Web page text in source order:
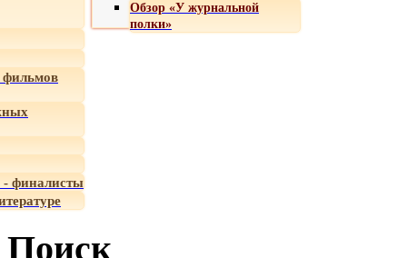
Обзор «У журнальной
полки»
- финалисты
Поиск